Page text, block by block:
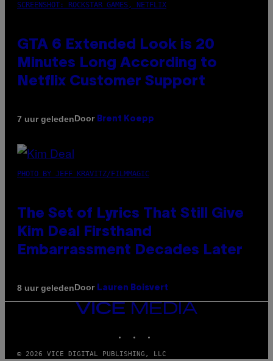
SCREENSHOT: ROCKSTAR GAMES, NETFLIX
GTA 6 Extended Look is 20
Minutes Long According to
Netflix Customer Support
7 uur geledenDoor Brent Koepp
PHOTO BY JEFF KRAVITZ/FILMMAGIC
The Set of Lyrics That Still Give
Kim Deal Firsthand
Embarrassment Decades Later
8 uur geledenDoor Lauren Boisvert
VICE
© 2026 VICE DIGITAL PUBLISHING, LLC